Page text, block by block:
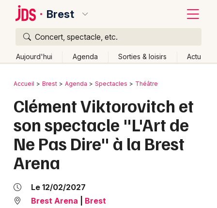
Brest
Concert, spectacle, etc.
Aujourd'hui Agenda Sorties & loisirs Actu
Publier un événement
Grands événements
Activité & Expérience
Manifestations
Bordeaux
Colmar
Lille
Lyon
Marseille
Mulhouse
Retour
Accueil Brest Agenda Spectacles Théâtre
Clément Viktorovitch et
son spectacle "L'Art de
Ne Pas Dire" à la Brest
Arena
Le 12/02/2027
Brest Arena
Brest
Quoi ?
Où ?
Près de moi
Changer de lieu
Quand ?
Effacer les dates
Aujourd'hui
Demain Ce week-end Autre